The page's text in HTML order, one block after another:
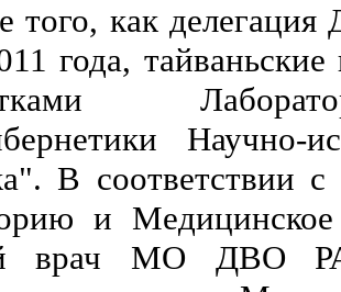
как
года, тайваньские
Научно-
В соответствии с
и
врач МО ДВО